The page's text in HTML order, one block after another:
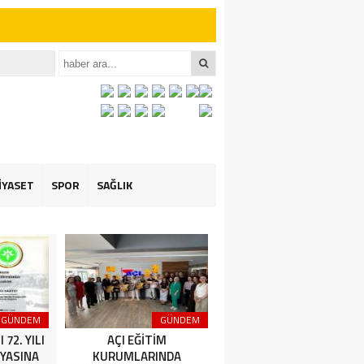
İçin Anlamlı
SPOR SAĞLIK
GÜNDEM
72. YILI
GÜNDEM
AÇI EĞİTİM
KURUMLARINDA